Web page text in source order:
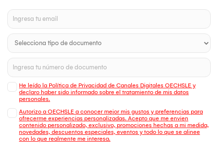
He leído la Política de Privacidad de Canales Digitales OECHSLE y
declaro haber sido informado sobre el tratamiento de mis datos
personales.
Autorizo a OECHSLE a conocer mejor mis gustos y preferencias para
ofrecerme experiencias personalizadas. Acepto que me envien
contenido personalizado, exclusivo, promociones hechas a mi medida,
novedades, descuentos especiales, eventos y todo lo que se alinee
con lo que realmente me interesa.